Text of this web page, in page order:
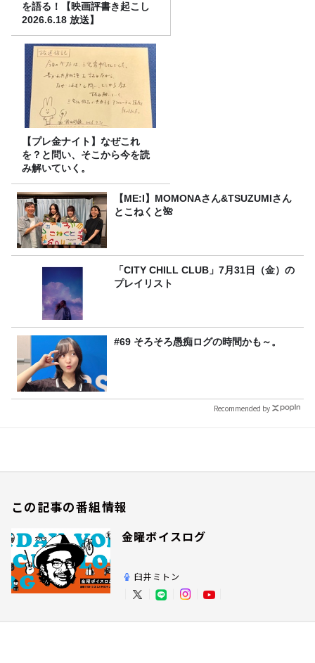
を語る！【映画評書き起こし
2026.6.18 放送】
【プレ金ナイト】なぜこれ
を？と問い、そこから今を読
み解いていく。
【ME:I】MOMONAさん&TSUZUMIさん
とこねくと🌺
「CITY CHILL CLUB」7月31日（金）の
プレイリスト
#69 そろそろ愚痴ログの時間かも～。
Recommended by
この記事の番組情報
金曜ボイスログ
臼井ミトン